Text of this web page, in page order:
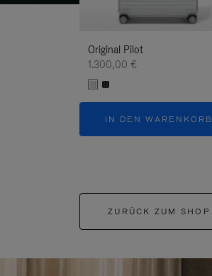
Original Pilot
1.300,00 €
IN DEN WARENKORB
ZURÜCK ZUM SHOP